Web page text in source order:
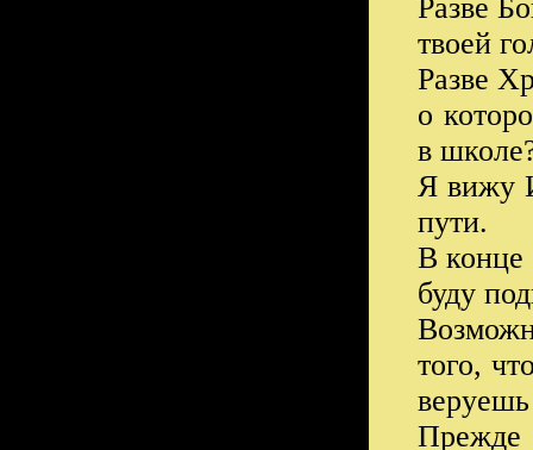
Разве
твоей
Разве
о
в
Я вижу
пути.
В конце
буду
того,
Прежде